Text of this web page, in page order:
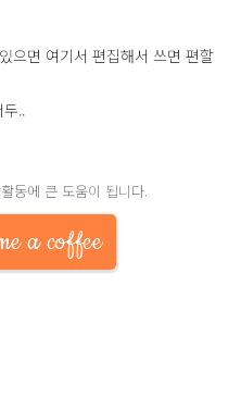
으면 여기서 편집해서 쓰면 편할
..
동에 큰 도움이 됩니다.
a coffee